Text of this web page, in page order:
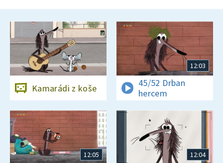
Kamarádi z koše
12:03
45/52 Drban
hercem
12:05 12:04